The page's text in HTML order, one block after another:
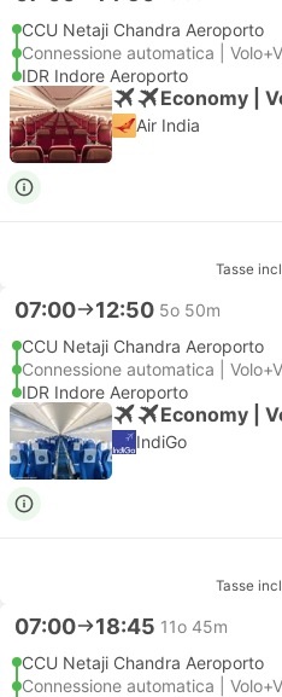
CCU Netaji Chandra Aeroporto
Connessione automatica |
IDR Indore Aeroporto
Economy |
Air India
Tasse
07:00 12:50 5o 50m
CCU Netaji Chandra Aeroporto
Connessione automatica |
IDR Indore Aeroporto
Economy |
IndiGo
Tasse
07:00 18:45 11o 45m
CCU Netaji Chandra Aeroporto
Connessione automatica |